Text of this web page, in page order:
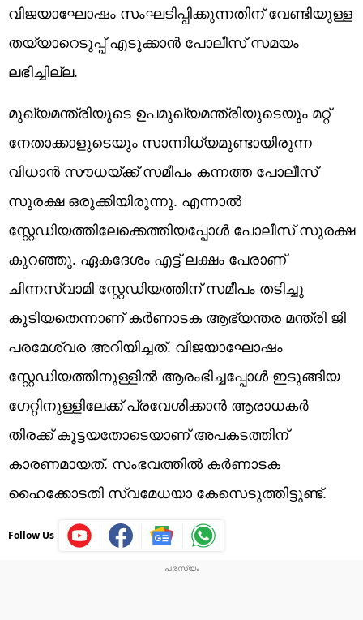
വിജയാഘോഷം സംഘടിപ്പിക്കുന്നതിന് വേണ്ടിയുള്ള
തയ്യാറെടുപ്പ് എടുക്കാൻ പോലീസ് സമയം
ലഭിച്ചില്ല.
മുഖ്യമന്ത്രിയുടെ ഉപമുഖ്യമന്ത്രിയുടെയും മറ്റ്
നേതാക്കാളുടെയും സാന്നിധ്യമുണ്ടായിരുന്ന
വിധാൻ സൗധയ്ക്ക് സമീപം കന്നത്ത പോലീസ്
സുരക്ഷ ഒരുക്കിയിരുന്നു. എന്നാൽ
സ്റ്റേഡിയത്തിലേക്കെത്തിയപ്പോൾ പോലീസ് സുരക്ഷ
കുറഞ്ഞു. ഏകദേശം എട്ട് ലക്ഷം പേരാണ്
ചിന്നസ്വാമി സ്റ്റേഡിയത്തിന് സമീപം തടിച്ചു
കൂടിയതെന്നാണ് കർണാടക ആഭ്യന്തര മന്ത്രി ജി
പരമേശ്വര അറിയിച്ചത്. വിജയാഘോഷം
സ്റ്റേഡിയത്തിനുള്ളിൽ ആരംഭിച്ചപ്പോൾ ഇടുങ്ങിയ
ഗേറ്റിനുള്ളിലേക്ക് പ്രവേശിക്കാൻ ആരാധകർ
തിരക്ക് കൂട്ടയതോടെയാണ് അപകടത്തിന്
കാരണമായത്. സംഭവത്തിൽ കർണാടക
ഹൈക്കോടതി സ്വമേധയാ കേസെടുത്തിട്ടുണ്ട്.
Follow Us